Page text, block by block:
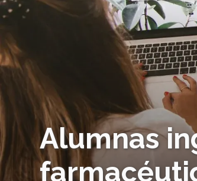
Alumnas